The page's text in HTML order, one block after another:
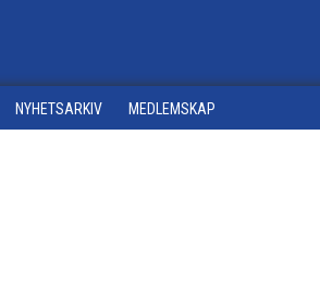
NYHETSARKIV MEDLEMSKAP